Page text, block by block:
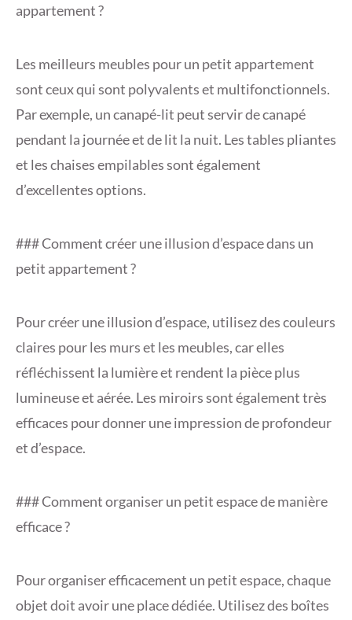
appartement ?
Les meilleurs meubles pour un petit appartement
sont ceux qui sont polyvalents et multifonctionnels.
Par exemple, un canapé-lit peut servir de canapé
pendant la journée et de lit la nuit. Les tables pliantes
et les chaises empilables sont également
d’excellentes options.
### Comment créer une illusion d’espace dans un
petit appartement ?
Pour créer une illusion d’espace, utilisez des couleurs
claires pour les murs et les meubles, car elles
réfléchissent la lumière et rendent la pièce plus
lumineuse et aérée. Les miroirs sont également très
efficaces pour donner une impression de profondeur
et d’espace.
### Comment organiser un petit espace de manière
efficace ?
Pour organiser efficacement un petit espace, chaque
objet doit avoir une place dédiée. Utilisez des boîtes